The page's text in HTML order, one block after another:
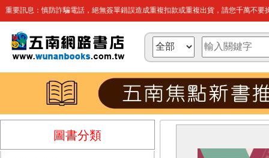
重要訊息：慎防詐騙電話，絕無簽單錯誤造成重複扣款或重複出貨，請您千萬不要
圖書分類